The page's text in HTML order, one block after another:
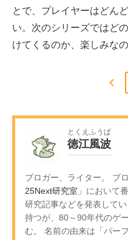
とで、プレイヤーはどん
い。次のシリーズではど
けてくるのか、楽しみな
とくえふうぱ
徳江風波
ブロガー、ライター。 ブ
25Next研究室 」において
研究記事などを発表して
持つが、80～90年代のゲ
む。 名前の由来は「パー